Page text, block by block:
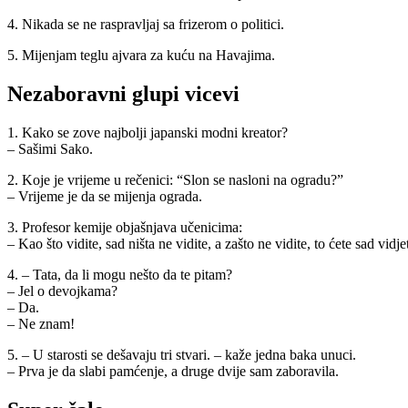
4. Nikada se ne raspravljaj sa frizerom o politici.
5. Mijenjam teglu ajvara za kuću na Havajima.
Nezaboravni glupi vicevi
1. Kako se zove najbolji japanski modni kreator?
– Sašimi Sako.
2. Koje je vrijeme u rečenici: “Slon se nasloni na ogradu?”
– Vrijeme je da se mijenja ograda.
3. Profesor kemije objašnjava učenicima:
– Kao što vidite, sad ništa ne vidite, a zašto ne vidite, to ćete sad
4. – Tata, da li mogu nešto da te pitam?
– Jel o devojkama?
– Da.
– Ne znam!
5. – U starosti se dešavaju tri stvari. – kaže jedna baka unuci.
– Prva je da slabi pamćenje, a druge dvije sam zaboravila.